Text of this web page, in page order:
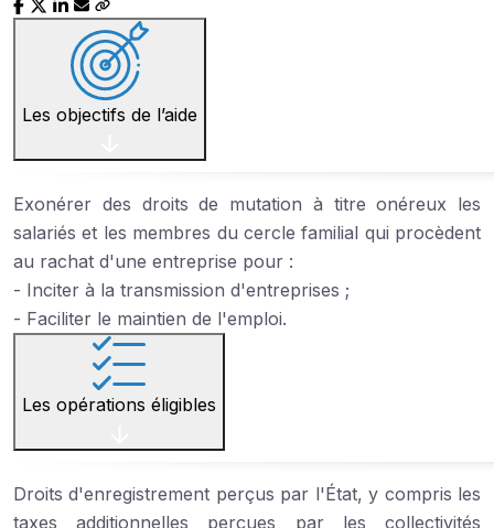
Les objectifs de l’aide
Exonérer des droits de mutation à titre onéreux les
salariés et les membres du cercle familial qui procèdent
au rachat d'une entreprise pour :
- Inciter à la transmission d'entreprises ;
- Faciliter le maintien de l'emploi.
Les opérations éligibles
Droits d'enregistrement perçus par l'État, y compris les
taxes additionnelles perçues par les collectivités